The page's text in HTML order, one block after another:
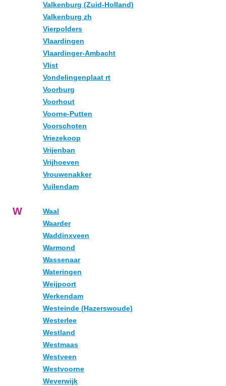
Valkenburg (Zuid-Holland)
Valkenburg zh
Vierpolders
Vlaardingen
Vlaardinger-Ambacht
Vlist
Vondelingenplaat rt
Voorburg
Voorhout
Voorne-Putten
Voorschoten
Vriezekoop
Vrijenban
Vrijhoeven
Vrouwenakker
Vuilendam
W
Waal
Waarder
Waddinxveen
Warmond
Wassenaar
Wateringen
Weijpoort
Werkendam
Westeinde (Hazerswoude)
Westerlee
Westland
Westmaas
Westveen
Westvoorne
Weverwijk